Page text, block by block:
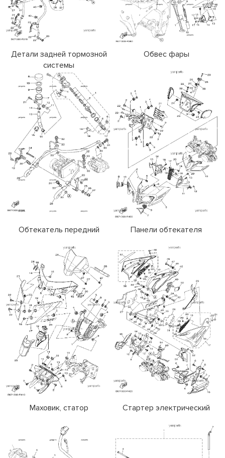
Детали задней тормозной
системы
Обвес фары
Обтекатель передний Панели обтекателя
Маховик, статор Стартер электрический